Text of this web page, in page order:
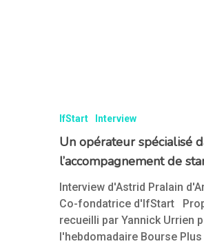
IfStart Interview
Un opérateur spécialisé
l’accompagnement de
Interview d'Astrid Pralain
Co-fondatrice d'IfStart
recueilli par Yannick Urrien
l'hebdomadaire Bourse